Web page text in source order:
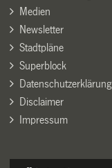
Medien
Newsletter
Stadtpläne
Superblock
Datenschutzerklärung
Disclaimer
Impressum